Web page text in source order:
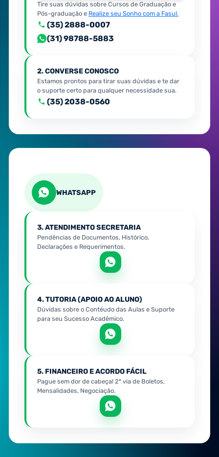
Tire suas dúvidas sobre Cursos de Graduação e
Pós-graduação e Realize seu Sonho com a Fasul.
(35) 2888-0007
(31) 98788-5883
2. CONVERSE CONOSCO
Estamos prontos para tirar suas dúvidas e te dar
o suporte certo para qualquer necessidade sua.
(35) 2038-0560
WHATSAPP
3. ATENDIMENTO SECRETARIA
Pendências de Documentos, Histórico,
Declarações e Requerimentos.
4. TUTORIA (APOIO AO ALUNO)
Dúvidas sobre o Contéudo das Aulas e Suporte
para seu Sucesso Acadêmico.
5. FINANCEIRO E ACORDO FÁCIL
Pague sem dor de cabeça! 2ª via de Boletos,
Mensalidades, Negociação.